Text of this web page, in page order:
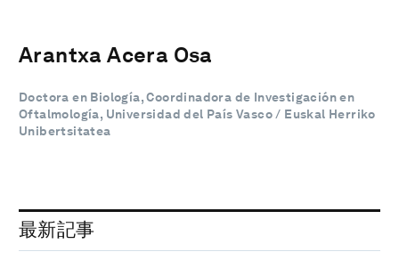
Arantxa Acera Osa
Doctora en Biología, Coordinadora de Investigación en
Oftalmología, Universidad del País Vasco / Euskal Herriko
Unibertsitatea
最新記事